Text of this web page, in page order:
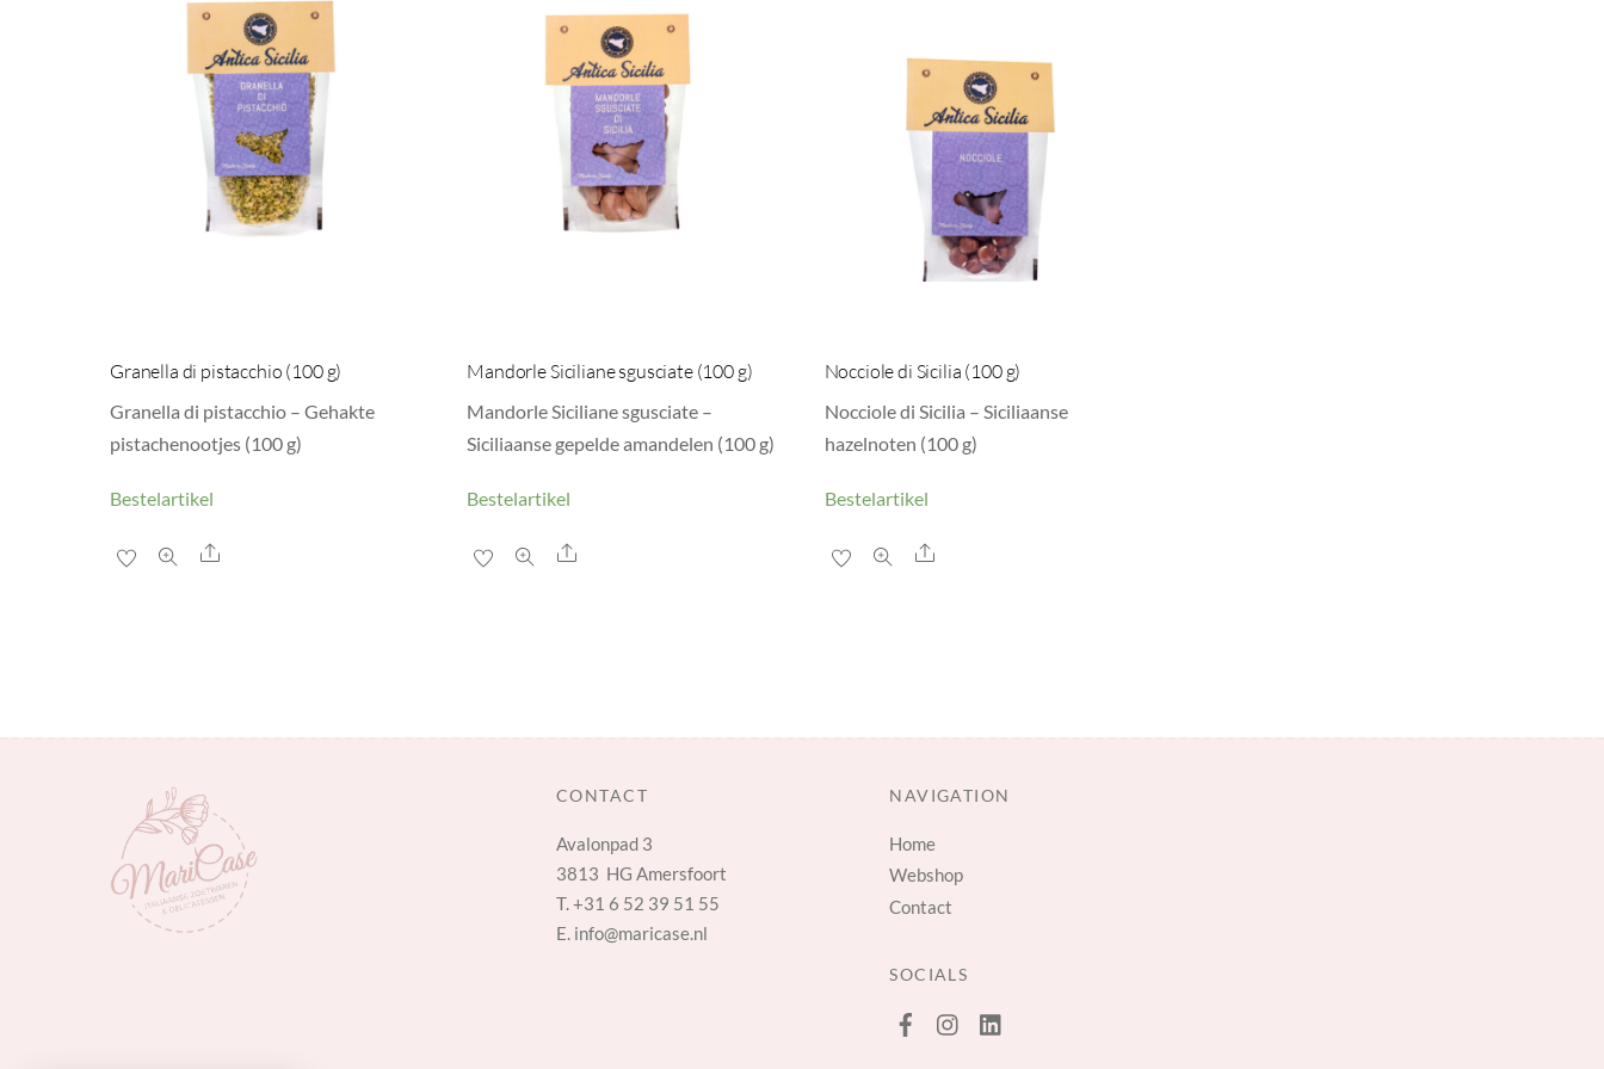
Granella di pistacchio (100 g)
Granella di pistacchio – Gehakte
pistachenootjes (100 g)
Bestelartikel
Share
Mandorle Siciliane sgusciate (100 g)
Mandorle Siciliane sgusciate –
Siciliaanse gepelde amandelen (100 g)
Bestelartikel
Share
Nocciole di Sicilia (100 g)
Nocciole di Sicilia – Siciliaanse
hazelnoten (100 g)
Bestelartikel
Share
CONTACT
Avalonpad 3
3813 HG Amersfoort
T.+31 6 52 39 51 55
E. info@maricase.nl
NAVIGATION
Home
Webshop
Contact
SOCIALS